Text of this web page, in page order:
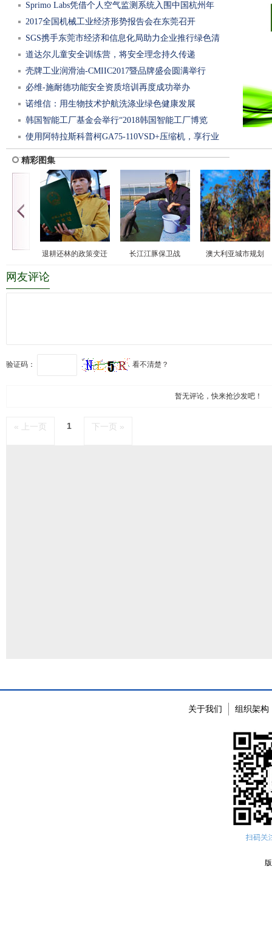
Sprimo Labs凭借个人空气监测系统入围中国杭州年
2017全国机械工业经济形势报告会在东莞召开
SGS携手东莞市经济和信息化局助力企业推行绿色清
洁生产审
道达尔儿童安全训练营，将安全理念持久传递
壳牌工业润滑油-CMIIC2017暨品牌盛会圆满举行
必维-施耐德功能安全资质培训再度成功举办
诺维信：用生物技术护航洗涤业绿色健康发展
韩国智能工厂基金会举行“2018韩国智能工厂博览
会”初步
使用阿特拉斯科普柯GA75-110VSD+压缩机，享行业
精彩图集
退耕还林的政策变迁 长江江豚保卫战 澳大利亚城市规划
网友评论
验证码： 看不清楚？
暂无评论，快来抢沙发吧！
« 上一页 1 下一页 »
关于我们 组织架构